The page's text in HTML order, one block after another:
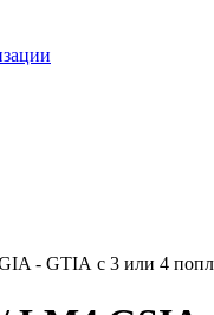
- GTIA с 3 или 4